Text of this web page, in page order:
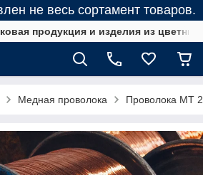
не весь сортамент товаров.
продукция и изделия из
Медная проволока Проволока МТ